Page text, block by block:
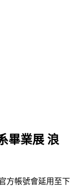
畢業展 浪
方帳號會延用至下